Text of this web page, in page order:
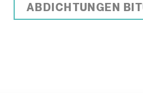
ABDICHTUNGEN